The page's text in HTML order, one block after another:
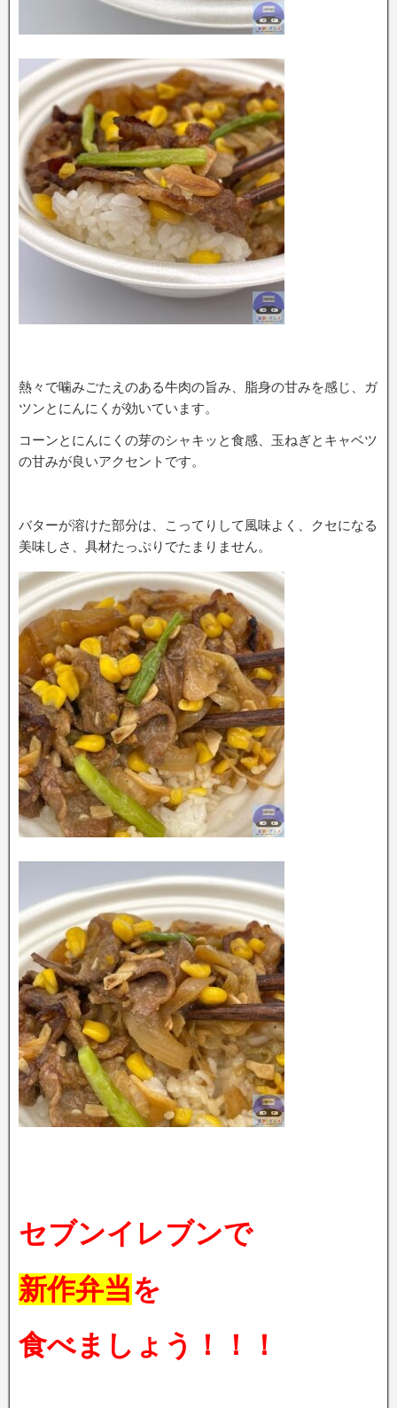
熱々で噛みごたえのある牛肉の旨み、脂身の甘みを感じ、ガ
ツンとにんにくが効いています。
コーンとにんにくの芽のシャキッと食感、玉ねぎとキャベツ
の甘みが良いアクセントです。
バターが溶けた部分は、こってりして風味よく、クセになる
美味しさ、具材たっぷりでたまりません。
セブンイレブンで
新作弁当を
食べましょう！！！